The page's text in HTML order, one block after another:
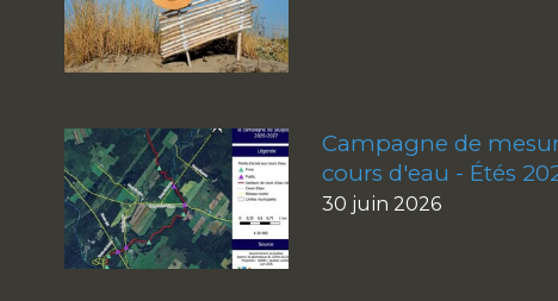
Campagne de
cours d'eau - Étés
30 juin 2026